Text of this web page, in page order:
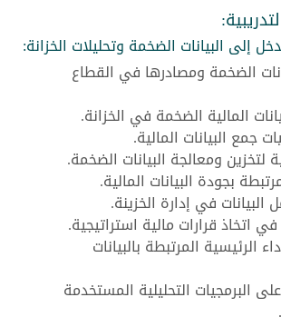
إلى البيانات الضخمة وتحليلات الخزانة:
الضخمة ومصادرها في القطاع
المالية الضخمة في الخزانة.
جمع البيانات المالية.
لتخزين ومعالجة البيانات الضخمة.
بجودة البيانات المالية.
البيانات في إدارة الخزينة.
في اتخاذ قرارات مالية استراتيجية.
الرئيسية المرتبطة بالبيانات
البرمجيات التحليلية المستخدمة